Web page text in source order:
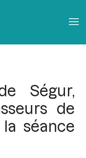
Ségur,
de
séance